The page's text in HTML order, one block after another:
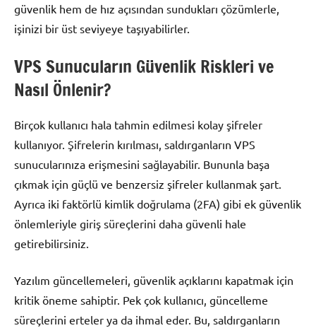
güvenlik hem de hız açısından sundukları çözümlerle,
işinizi bir üst seviyeye taşıyabilirler.
VPS Sunucuların Güvenlik Riskleri ve
Nasıl Önlenir?
Birçok kullanıcı hala tahmin edilmesi kolay şifreler
kullanıyor. Şifrelerin kırılması, saldırganların VPS
sunucularınıza erişmesini sağlayabilir. Bununla başa
çıkmak için güçlü ve benzersiz şifreler kullanmak şart.
Ayrıca iki faktörlü kimlik doğrulama (2FA) gibi ek güvenlik
önlemleriyle giriş süreçlerini daha güvenli hale
getirebilirsiniz.
Yazılım güncellemeleri, güvenlik açıklarını kapatmak için
kritik öneme sahiptir. Pek çok kullanıcı, güncelleme
süreçlerini erteler ya da ihmal eder. Bu, saldırganların